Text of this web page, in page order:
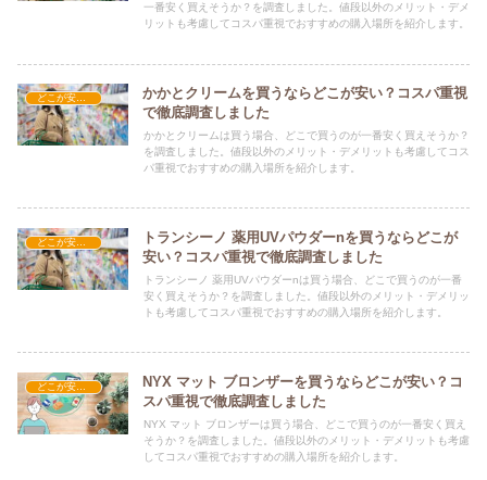
一番安く買えそうか？を調査しました。値段以外のメリット・デメ
リットも考慮してコスパ重視でおすすめの購入場所を紹介します。
どこが安い？-コスメ・美容品
かかとクリームを買うならどこが安い？コスパ重視
で徹底調査しました
かかとクリームは買う場合、どこで買うのが一番安く買えそうか？
を調査しました。値段以外のメリット・デメリットも考慮してコス
パ重視でおすすめの購入場所を紹介します。
どこが安い？-コスメ・美容品
トランシーノ 薬用UVパウダーnを買うならどこが
安い？コスパ重視で徹底調査しました
トランシーノ 薬用UVパウダーnは買う場合、どこで買うのが一番
安く買えそうか？を調査しました。値段以外のメリット・デメリッ
トも考慮してコスパ重視でおすすめの購入場所を紹介します。
どこが安い？-コスメ・美容品
NYX マット ブロンザーを買うならどこが安い？コ
スパ重視で徹底調査しました
NYX マット ブロンザーは買う場合、どこで買うのが一番安く買え
そうか？を調査しました。値段以外のメリット・デメリットも考慮
してコスパ重視でおすすめの購入場所を紹介します。